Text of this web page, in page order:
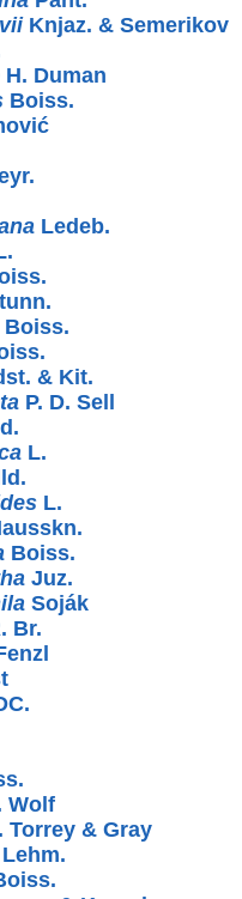
Knjaz. & Semerikov
H. Duman
Boiss.
Ledeb.
Boiss.
& Kit.
P. D. Sell
L.
L.
Boiss.
Juz.
Soják
Br.
Wolf
Torrey & Gray
Lehm.